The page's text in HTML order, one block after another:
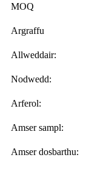
MOQ
Argraffu
Allweddair:
Nodwedd:
Arferol:
Amser sampl:
Amser dosbarthu: